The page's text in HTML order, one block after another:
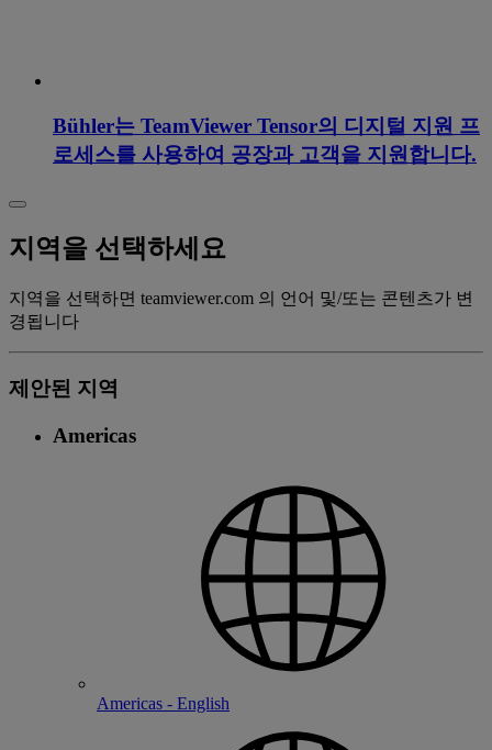
Bühler는 TeamViewer Tensor의 디지털 지원 프
로세스를 사용하여 공장과 고객을 지원합니다.
지역을 선택하세요
지역을 선택하면 teamviewer.com 의 언어 및/또는 콘텐츠가 변
경됩니다
제안된 지역
Americas
Americas - English